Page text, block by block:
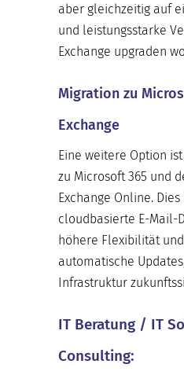
aber gleichzeitig auf
und leistungsstarke
Exchange upgraden
Migration zu
Exchange
Eine weitere Option
zu Microsoft 365 und
Exchange Online.
cloudbasierte E-Mail-
höhere Flexibilität und
automatische
Infrastruktur
IT Beratung / IT
Consulting: